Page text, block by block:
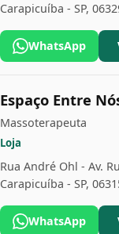
Carapicuíba - SP,
WhatsApp
Espaço Entre
Massoterapeuta
Loja
Rua André Ohl - Av.
Carapicuíba - SP,
WhatsApp